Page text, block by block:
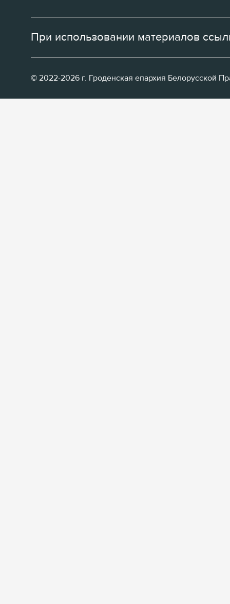
При использовании материалов
© 2022-2026 г. Гроденская епархия Белорусской